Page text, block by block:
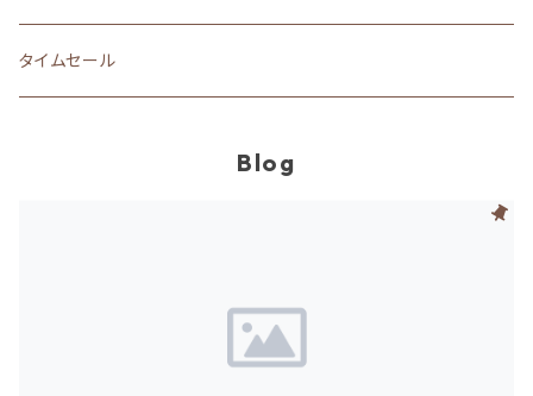
骨・軟骨・筋etc
被毛・皮膚（UV・保湿etc）
ACANA（アカナ）
タイムセール
Blog